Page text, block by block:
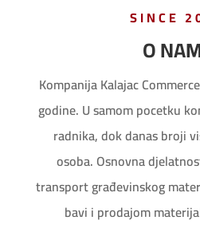
SINCE
O
Kompanija Kalajac
godine. U samom pocetku
radnika, dok danas broji
osoba. Osnovna
transport građevinskog
bavi i prodajom